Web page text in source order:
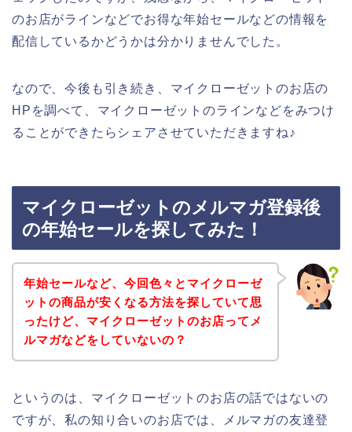
のお店がラインなどでお得な年始セールなどの情報を
配信しているかどうかは分かりませんでした。
なので、今後も引き続き、マイクローゼットのお店の
HPを調べて、マイクローゼットのラインなどをみつけ
ることができたらシェアさせていただきますね♪
マイクローゼットのメルマガ登録後
の年始セールを探してみた！
年始セールなど、今回色々とマイクローゼ
ットの商品が安くなる方法を探していて思
ったけど、マイクローゼットのお店ってメ
ルマガなどをしていないの？
というのは、マイクローゼットのお店の話ではないの
ですが、私の知り合いのお店では、メルマガの友達登